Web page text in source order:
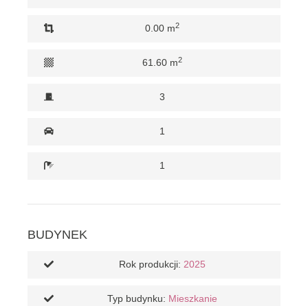
0.00 m2
61.60 m2
3
1
1
BUDYNEK
Rok produkcji: 2025
Typ budynku: Mieszkanie